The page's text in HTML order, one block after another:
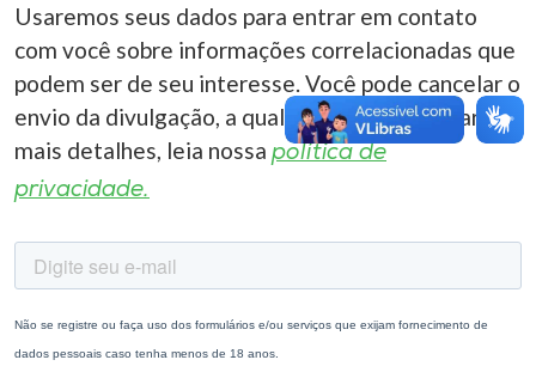
Usaremos seus dados para entrar em contato
com você sobre informações correlacionadas que
podem ser de seu interesse. Você pode cancelar o
envio da divulgação, a qualquer momento. Para
mais detalhes, leia nossa política de
privacidade.